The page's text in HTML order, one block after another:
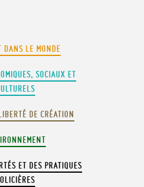
DANS LE MONDE
SOCIAUX ET
DE CRÉATION
ET DES PRATIQUES